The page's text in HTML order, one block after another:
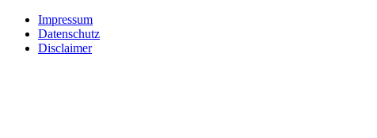
Impressum
Datenschutz
Disclaimer